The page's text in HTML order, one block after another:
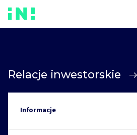
Relacje inwestorskie